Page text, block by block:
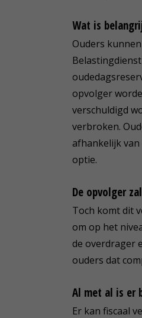
Wat is
Ouders
opvolger
verschuldigd
verbroken.
afhankelijk van
optie.
De opvolger
Toch komt dit
om op het
de overdrager
ouders dat
Al met al is er
Er kan fiscaal